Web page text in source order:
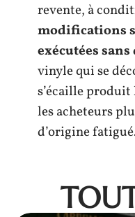
revente, à
modifications
exécutées
vinyle qui se
s’écaille
les acheteurs
d’origine